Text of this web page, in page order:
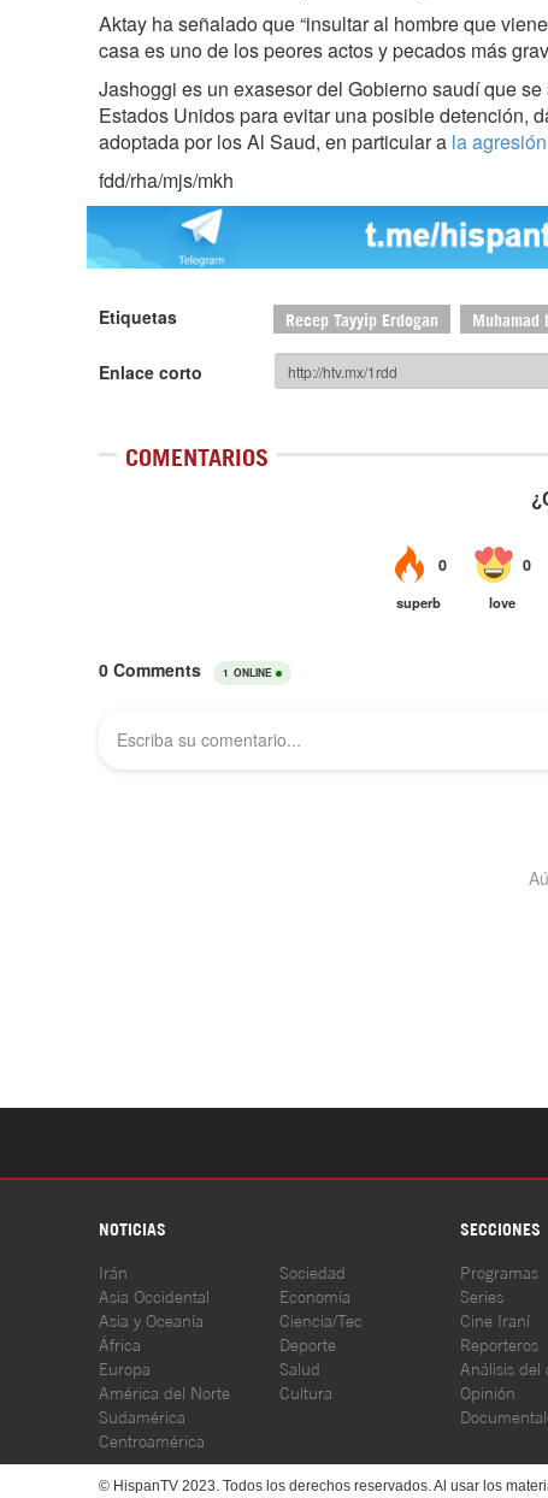
Aktay ha señalado que “insultar al hombre que
casa es uno de los peores actos y pecados más
Jashoggi es un exasesor del Gobierno saudí que
Estados Unidos para evitar una posible detención,
adoptada por los Al Saud, en particular a la
fdd/rha/mjs/mkh
Etiquetas Recep Tayyip Erdogan Muhamad
Enlace corto
COMENTARIOS
NOTICIAS SECCIONES
Irán
Asia Occidental
Asia y Oceanía
África
Europa
América del Norte
Sudamérica
Centroamérica
Sociedad
Economía
Ciencia/Tec
Deporte
Salud
Cultura
Programas
Series
Cine Iraní
Reporteros
Análisis del
Opinión
© HispanTV 2023. Todos los derechos reservados. Al usar los